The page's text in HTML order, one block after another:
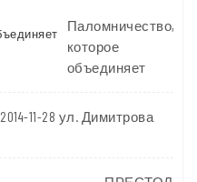
Паломничество,
которое
объединяет
2014-11-28 ул. Димитрова